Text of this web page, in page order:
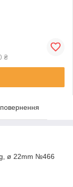
₴
ø 22mm №466